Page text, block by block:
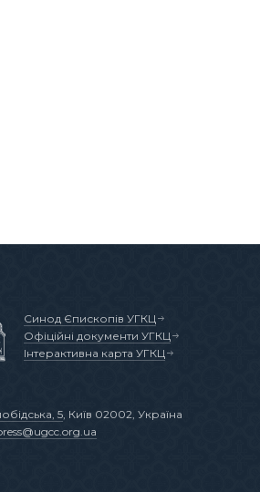
5 , Київ 02002, Україна
Синод Єпископів УГКЦ
Офіційні документи УГКЦ
Інтерактивна карта УГКЦ